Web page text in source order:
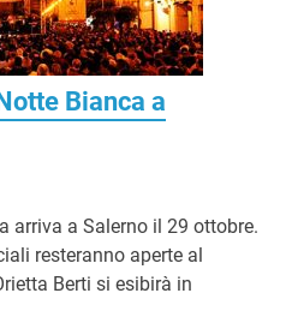
Bianca a
arriva a Salerno il 29 ottobre.
resteranno aperte al
Berti si esibirà in